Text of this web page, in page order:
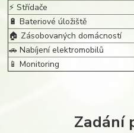
⚡ Střídače
🔋 Bateriové úložiště
🏠 Zásobovaných domácností
🚗 Nabíjení elektromobilů
📱 Monitoring
Zadání